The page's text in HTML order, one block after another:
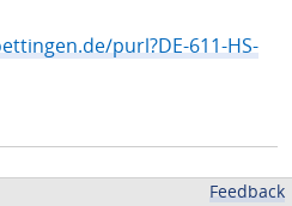
purl?DE-611-HS-
Feedback